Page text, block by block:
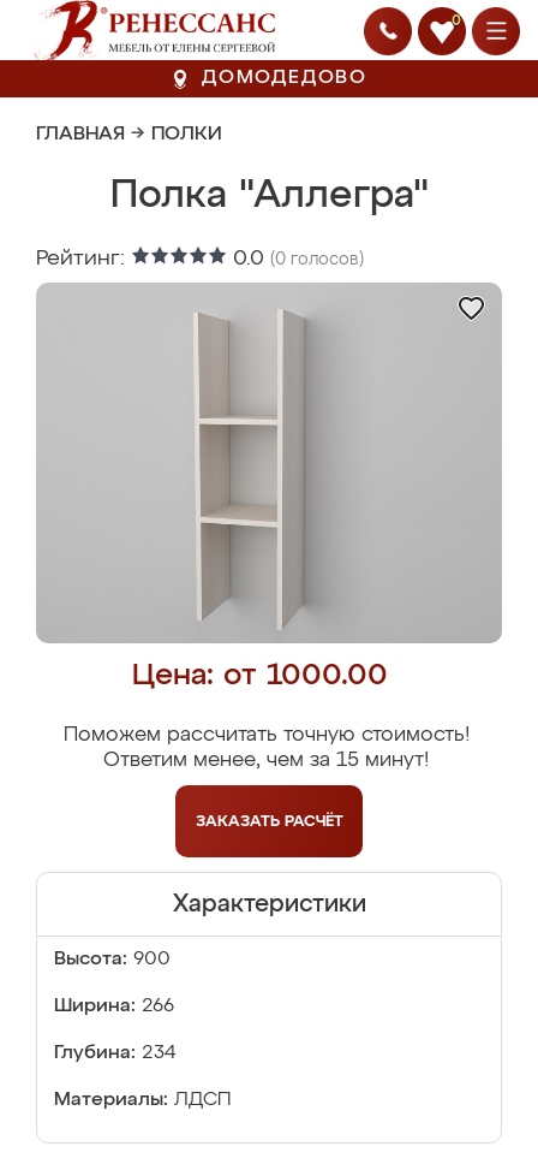
0
ДОМОДЕДОВО
ГЛАВНАЯ → ПОЛКИ
Полка "Аллегра"
Рейтинг: 0.0 (0 голосов)
Цена: от 1000.00
Поможем рассчитать точную стоимость!
Ответим менее, чем за 15 минут!
ЗАКАЗАТЬ РАСЧЁТ
Характеристики
Высота: 900
Ширина: 266
Глубина: 234
Материалы: ЛДСП